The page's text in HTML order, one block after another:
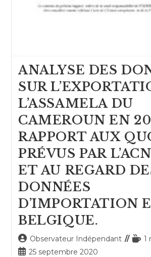
ANALYSE DES
SUR
L’ASSAMELA DU
CAMEROUN EN
RAPPORT AUX
PRÉVUS PAR
ET AU REGARD
DONNÉES
D’IMPORTATION
BELGIQUE.
Auteur/autrice
de
Observateur Indépendant
1
Publication
25 septembre 2020